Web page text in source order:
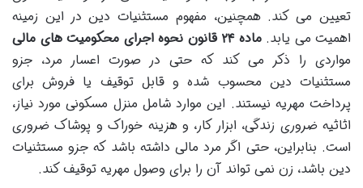
تعیین می کند. همچنین، مفهوم مستثنیات دین در این زمینه
اهمیت می یابد.ماده ۲۴ قانون نحوه اجرای محکومیت های مالی
مواردی را ذکر می کند که حتی در صورت اعسار مرد، جزو
مستثنیات دین محسوب شده و قابل توقیف یا فروش برای
پرداخت مهریه نیستند. این موارد شامل منزل مسکونی مورد نیاز،
اثاثیه ضروری زندگی، ابزار کار، و هزینه خوراک و پوشاک ضروری
است. بنابراین، حتی اگر مرد مالی داشته باشد که جزو مستثنیات
دین باشد، زن نمی تواند آن را برای وصول مهریه توقیف کند.